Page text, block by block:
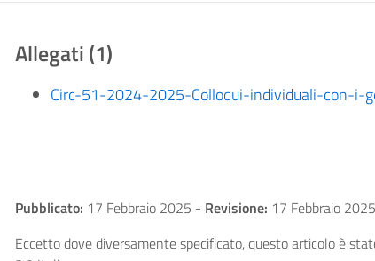
Allegati (1)
Circ-51-2024-2025-Colloqui-individuali-con-i-
Pubblicato: 17 Febbraio 2025 - Revisione: 17 Febbraio 2025
Eccetto dove diversamente specificato, questo articolo è